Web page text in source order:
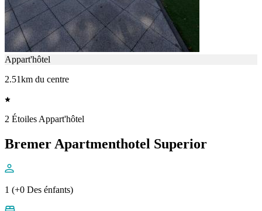
Appart'hôtel
2.51km du centre
2 Étoiles Appart'hôtel
Bremer Apartmenthotel Superior
1 (+0 Des énfants)